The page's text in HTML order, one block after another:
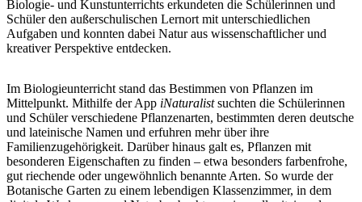
Biologie- und Kunstunterrichts erkundeten die Schülerinnen und
Schüler den außerschulischen Lernort mit unterschiedlichen
Aufgaben und konnten dabei Natur aus wissenschaftlicher und
kreativer Perspektive entdecken.
Im Biologieunterricht stand das Bestimmen von Pflanzen im
Mittelpunkt. Mithilfe der App iNaturalistsuchten die Schülerinnen
und Schüler verschiedene Pflanzenarten, bestimmten deren deutsche
und lateinische Namen und erfuhren mehr über ihre
Familienzugehörigkeit. Darüber hinaus galt es, Pflanzen mit
besonderen Eigenschaften zu finden – etwa besonders farbenfrohe,
gut riechende oder ungewöhnlich benannte Arten. So wurde der
Botanische Garten zu einem lebendigen Klassenzimmer, in dem